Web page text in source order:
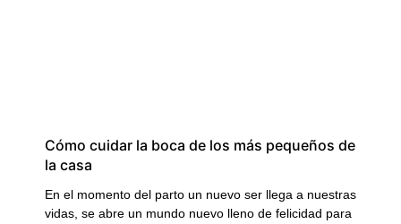
Cómo cuidar la boca de los más pequeños de
la casa
En el momento del parto un nuevo ser llega a nuestras
vidas, se abre un mundo nuevo lleno de felicidad para